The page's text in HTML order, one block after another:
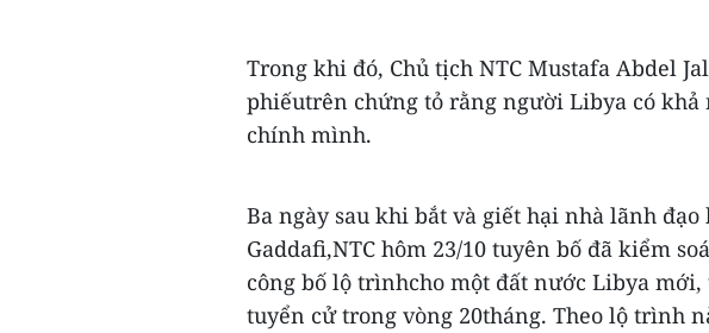
Trong khi đó, Chủ tịch NTC Mustafa Abdel
phiếutrên chứng tỏ rằng người Libya có
chính mình.
Ba ngày sau khi bắt và giết hại nhà lãnh
Gaddafi,NTC hôm 23/10 tuyên bố đã kiểm
công bố lộ trìnhcho một đất nước Libya
tuyển cử trong vòng 20tháng. Theo lộ trình